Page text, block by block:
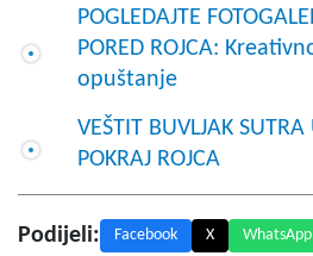
POGLEDAJTE
PORED ROJCA:
opuštanje
VEŠTIT BUVLJAK
POKRAJ ROJCA
Podijeli: Facebook X WhatsApp